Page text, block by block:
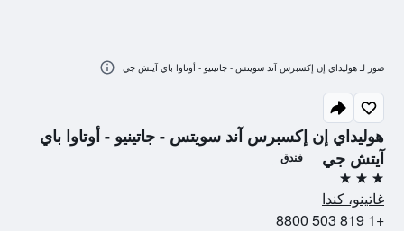
هوليداي إن إكسبرس آند سويتس - جاتينيو - أوتاوا باي
آيتش جي
فندق
3 نجوم
غاتينو، كندا
+1 819 503 8800
صور لـ هوليداي إن إكسبرس آند سويتس - جاتينيو - أوتاوا باي آيتش جي